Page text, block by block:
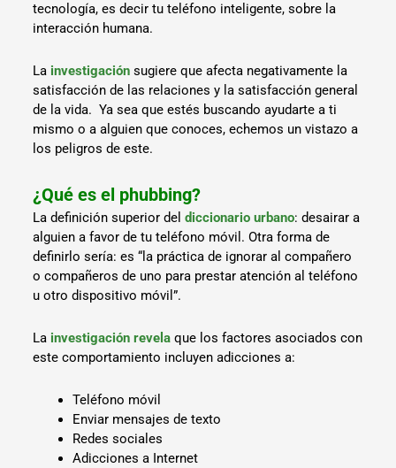
tecnología, es decir tu teléfono inteligente, sobre la
interacción humana.
La investigación sugiere que afecta negativamente la
satisfacción de las relaciones y la satisfacción general
de la vida. Ya sea que estés buscando ayudarte a ti
mismo o a alguien que conoces, echemos un vistazo a
los peligros de este.
¿Qué es el phubbing?
La definición superior deldiccionario urbano: desairar a
alguien a favor de tu teléfono móvil. Otra forma de
definirlo sería: es “la práctica de ignorar al compañero
o compañeros de uno para prestar atención al teléfono
u otro dispositivo móvil”.
La investigación revela que los factores asociados con
este comportamiento incluyen adicciones a:
Teléfono móvil
Enviar mensajes de texto
Redes sociales
Adicciones a Internet